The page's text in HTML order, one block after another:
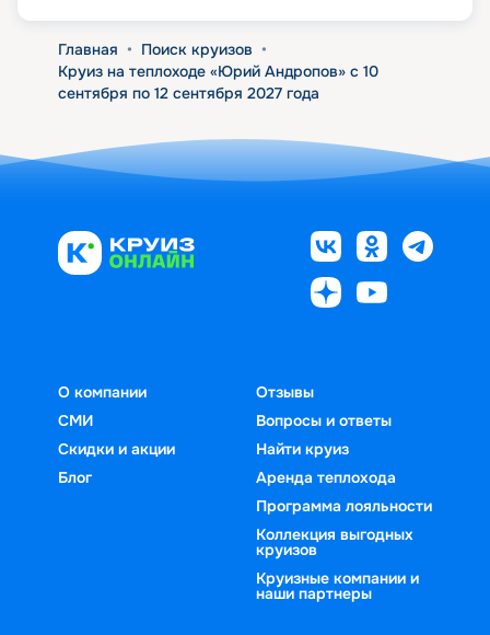
Главная • Поиск круизов •
Круиз на теплоходе «Юрий Андропов» с 10
сентября по 12 сентября 2027 года
О компании
СМИ
Скидки и акции
Блог
Отзывы
Вопросы и ответы
Найти круиз
Аренда теплохода
Программа лояльности
Коллекция выгодных
круизов
Круизные компании и
наши партнеры